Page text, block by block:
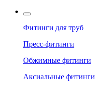
Фитинги для труб
Пресс-фитинги
Обжимные фитинги
Аксиальные фитинги